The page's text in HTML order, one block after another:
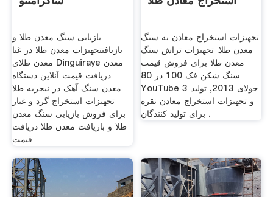
بازیابی سنگ معدن طلا و
بازیافتتجهیزات معدن طلا در غنا
معدن طلای Dinguiraye معدن
دریافت قیمت آنلاین دستگاه
معدن سنگ آهک در نیجریه طلا
تجهیزات استخراج گرد و غبار
برای فروش بازیابی سنگ معدن
طلا و بازیافت معدن طلا دریافت
قیمت
تجهیزات استخراج معادن به سنگ
معدن طلا. تجهیزات تراش سنگ
معدن طلا برای فروش قیمت
سنگ شکن فک 100 در 80
YouTube 3 جولای 2013, تولید
و تجهیزات استخراج معادن نقره
برای تولید کنندگان .